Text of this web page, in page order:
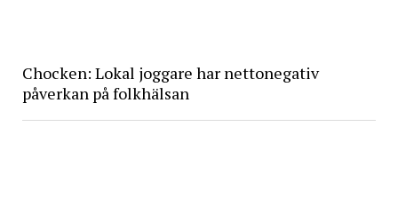
Chocken: Lokal joggare har nettonegativ
påverkan på folkhälsan